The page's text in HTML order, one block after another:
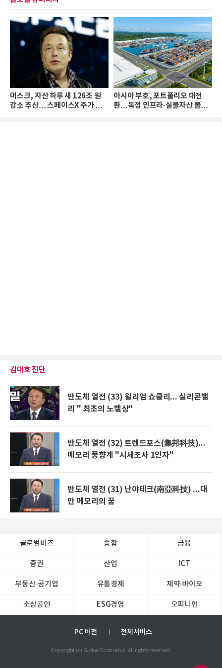
머스크, 자산 하루 새 126조 원
감소 추산… 스페이스X 주가 하
아시아 부호, 포트폴리오 대전
환…독점 인프라·실물자산 몰린
김대호 진단
반도체 열전 (33) 윌리엄 쇼클리... 실리콘밸
리 " 최초의 노벨상"
반도체 열전 (32) 트렌드포스(集邦科技)...
메모리 풍향계 "시세조사 1인자"
반도체 열전 (31) 난야테크(南亞科技) ...대
만 메모리의 꿈
글로벌비즈 종합 금융
증권 산업 ICT
부동산·공기업 유통경제 제약∙바이오
소상공인 ESG경영 오피니언
PC 버전 전체서비스
Copyright (c) Global Economic. All rights reserved.